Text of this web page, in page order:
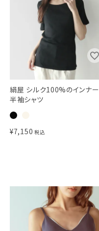
絹屋 シルク100%のインナー
半袖シャツ
¥7,150 税込